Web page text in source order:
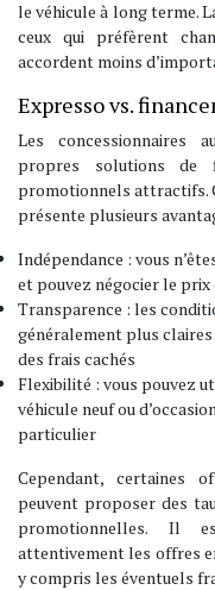
le véhicule à long terme.
ceux qui préfèrent
accordent moins
Expresso vs.
Les concessionnaires
propres solutions de
promotionnels attractifs.
présente plusieurs
Indépendance : vous
et pouvez négocier le
Transparence : les
généralement plus
des frais cachés
Flexibilité : vous pouvez
véhicule neuf ou
particulier
Cependant, certaines
peuvent proposer des
promotionnelles. Il
attentivement les offres
y compris les éventuels